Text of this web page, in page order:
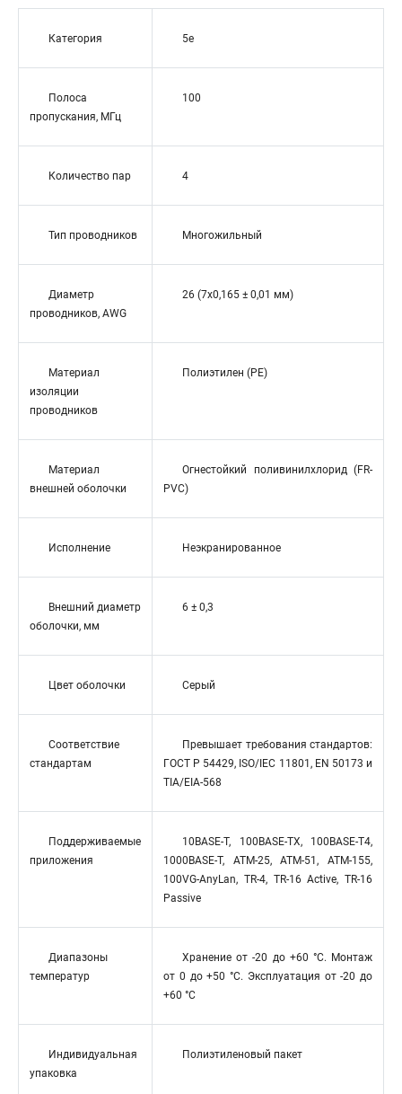
Категория 5e
Полоса
пропускания, МГц
100
Количество пар 4
Тип проводников Многожильный
Диаметр
проводников, AWG
26 (7x0,165 ± 0,01 мм)
Материал
изоляции
проводников
Полиэтилен (PE)
Материал
внешней оболочки
Огнестойкий поливинилхлорид (FR-
PVC)
Исполнение Неэкранированное
Внешний диаметр
оболочки, мм
6 ± 0,3
Цвет оболочки Серый
Соответствие
стандартам
Превышает требования стандартов:
ГОСТ Р 54429, ISO/IEC 11801, EN 50173 и
TIA/EIA-568
Поддерживаемые
приложения
10BASE-T, 100BASE-TX, 100BASE-T4,
1000BASE-T, ATM-25, ATM-51, ATM-155,
100VG-AnyLan, TR-4, TR-16 Active, TR-16
Passive
Диапазоны
температур
Хранение от -20 до +60 °C. Монтаж
от 0 до +50 °C. Эксплуатация от -20 до
+60 °C
Индивидуальная
упаковка
Полиэтиленовый пакет